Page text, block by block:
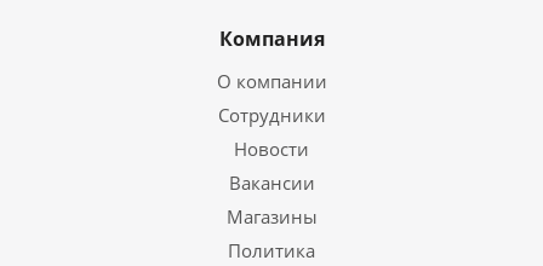
Компания
О компании
Сотрудники
Новости
Вакансии
Магазины
Политика